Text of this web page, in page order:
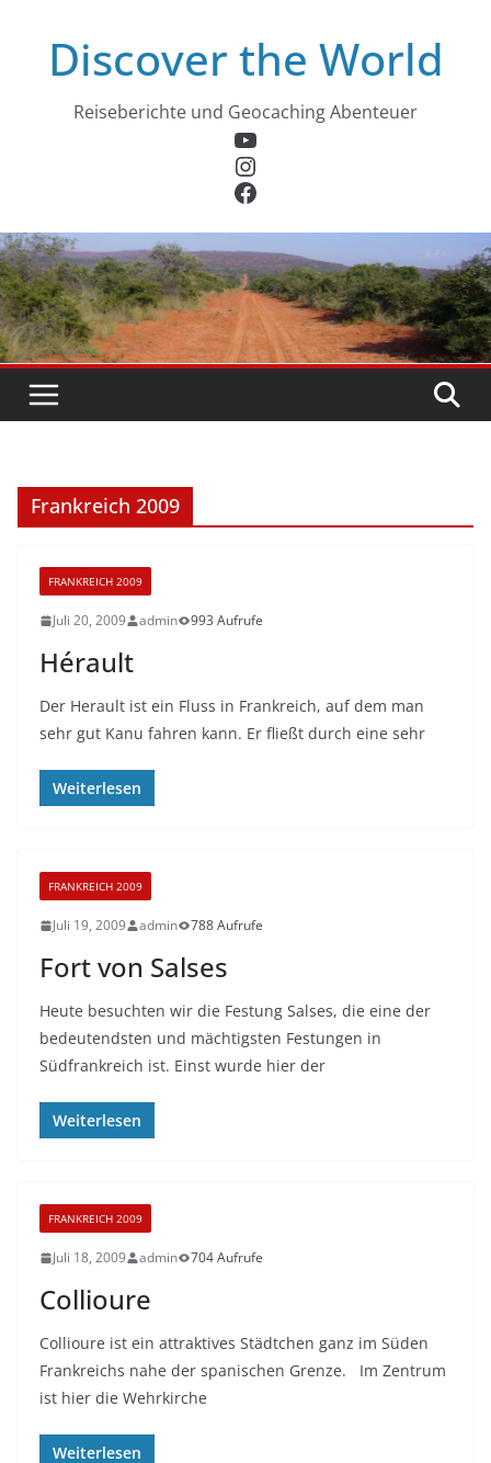
springenDiscover the World
Reiseberichte und Geocaching Abenteuer
YouTube
Instagram
Facebook
Frankreich 2009
FRANKREICH 2009
Juli 20, 2009 admin 993 Aufrufe
Hérault
Der Herault ist ein Fluss in Frankreich, auf dem man
sehr gut Kanu fahren kann. Er fließt durch eine sehr
Weiterlesen
FRANKREICH 2009
Juli 19, 2009 admin 788 Aufrufe
Fort von Salses
Heute besuchten wir die Festung Salses, die eine der
bedeutendsten und mächtigsten Festungen in
Südfrankreich ist. Einst wurde hier der
Weiterlesen
FRANKREICH 2009
Juli 18, 2009 admin 704 Aufrufe
Collioure
Collioure ist ein attraktives Städtchen ganz im Süden
Frankreichs nahe der spanischen Grenze. Im Zentrum
ist hier die Wehrkirche
Weiterlesen